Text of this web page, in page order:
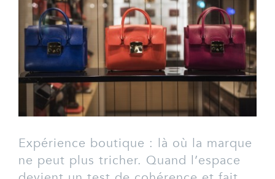
Expérience boutique : là où la marque
ne peut plus tricher. Quand l’espace